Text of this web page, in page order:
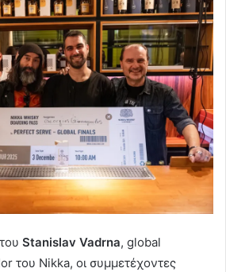
Stanislav Vadrna, global
του Nikka, οι συμμετέχοντες